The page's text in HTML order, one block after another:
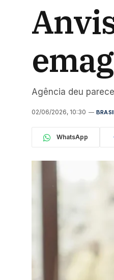
Agência deu
02/06/2026, 10:30
WhatsApp